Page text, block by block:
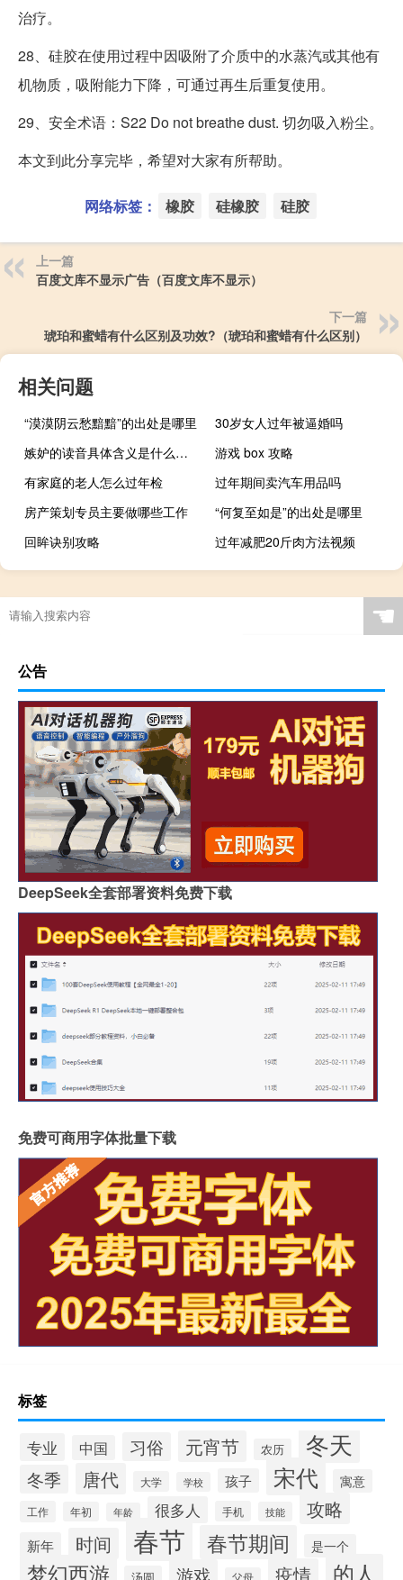
治疗。
28、硅胶在使用过程中因吸附了介质中的水蒸汽或其他有
机物质，吸附能力下降，可通过再生后重复使用。
29、安全术语：S22 Do not breathe dust. 切勿吸入粉尘。
本文到此分享完毕，希望对大家有所帮助。
网络标签： 橡胶 硅橡胶 硅胶
上一篇
百度文库不显示广告（百度文库不显示）
下一篇
琥珀和蜜蜡有什么区别及功效?（琥珀和蜜蜡有什么区别）
相关问题
“漠漠阴云愁黯黯”的出处是哪里
30岁女人过年被逼婚吗
嫉妒的读音具体含义是什么（嫉妒的读音）
游戏 box 攻略
有家庭的老人怎么过年检
过年期间卖汽车用品吗
房产策划专员主要做哪些工作
“何复至如是”的出处是哪里
回眸诀别攻略
过年减肥20斤肉方法视频
☚
公告
DeepSeek全套部署资料免费下载
免费可商用字体批量下载
标签
专业 中国 习俗 元宵节 农历 冬天
冬季 唐代 大学 学校 孩子 宋代 寓意
工作 年初 年龄 很多人 手机 技能 攻略
新年 时间 春节 春节期间 是一个
梦幻西游 游戏 父母 疫情 的人